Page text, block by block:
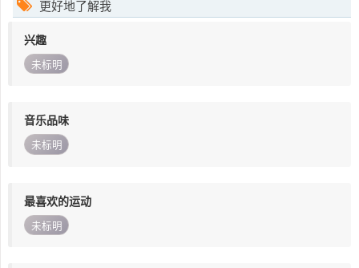
更好地了解我
兴趣
未标明
音乐品味
未标明
最喜欢的运动
未标明